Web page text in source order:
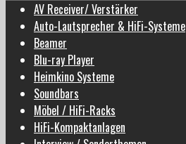
AV Receiver/ Verstärker
Auto-Lautsprecher & HiFi-Systeme
Beamer
Blu-ray Player
Heimkino Systeme
Soundbars
Möbel / HiFi-Racks
HiFi-Kompaktanlagen